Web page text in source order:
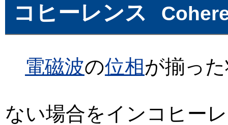
コヒーレンス
電磁波の位相が揃っ
ない場合をインコヒー